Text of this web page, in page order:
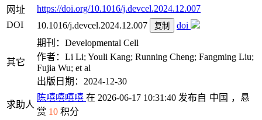
网址
https://doi.org/10.1016/j.devcel.2024.12.007
DOI
10.1016/j.devcel.2024.12.007 复制 doi
其它
期刊：Developmental Cell
作者：Li Li; Youli Kang; Running Cheng; Fangming Liu;
Fujia Wu; et al
出版日期：2024-12-30
求助人
陈嘻嘻嘻嘻 在 2026-06-17 10:31:40 发布自 中国 ，悬
赏 10 积分